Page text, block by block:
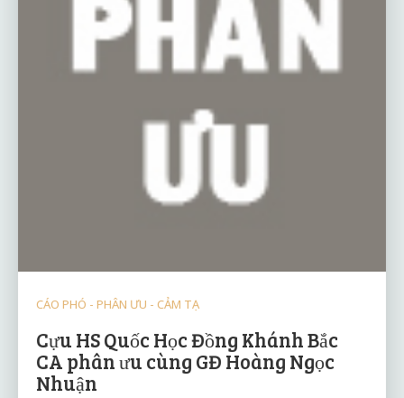
CÁO PHÓ - PHÂN ƯU - CẢM TẠ
Cựu HS Quốc Học Đồng Khánh Bắc
CA phân ưu cùng GĐ Hoàng Ngọc
Nhuận